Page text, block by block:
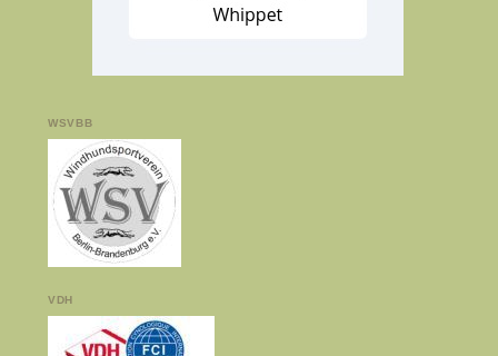
WSVBB
VDH